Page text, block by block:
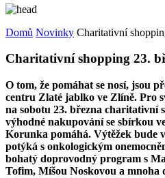
Domů Novinky Charitativní
Charitativní shopping 23.
O tom, že pomáhat se nosí, jsou
centru Zlaté jablko ve Zlíně. Pro
na sobotu 23. března charitativní
výhodné nakupování se sbírkou
Korunka pomáhá. Výtěžek bude
potýká s onkologickým
bohatý doprovodný program s
Tofim, Míšou Noskovou a mnoha